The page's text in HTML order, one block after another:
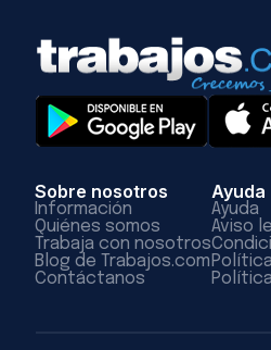
Sobre nosotros
Información
Quiénes somos
Trabaja con nosotros
Blog de Trabajos.com
Contáctanos
Ayuda
Ayuda
Aviso